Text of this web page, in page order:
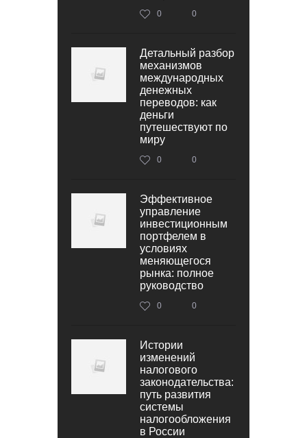
0 0
Детальный разбор
механизмов
международных
денежных
переводов: как
деньги
путешествуют по
миру
0 0
Эффективное
управление
инвестиционным
портфелем в
условиях
меняющегося
рынка: полное
руководство
0 0
Истории
изменений
налогового
законодательства:
путь развития
системы
налогообложения
в России